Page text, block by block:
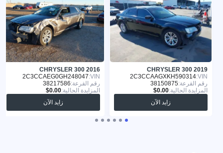
CHRYSLER 300 2019
VIN:
2C3CCAAGXKH590314
رقم القرعة:38150875
المزايدة الحالية:
زايد الآن
CHRYSLER 300 2016
VIN:
2C3CCAEG0GH248047
رقم القرعة:38217586
المزايدة الحالية:
زايد الآن